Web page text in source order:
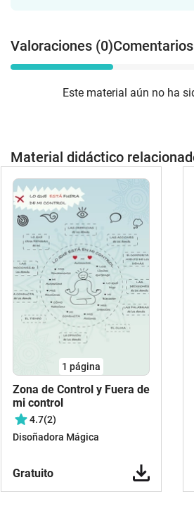
Valoraciones (0)
Este material aún no ha
Material didáctico
1 página
Zona de Control y Fuera de
mi control
4.7(2)
Disoñadora Mágica
Gratuito